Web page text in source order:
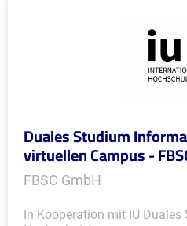
Duales Studium
virtuellen Campus -
FBSC GmbH
In Kooperation mit IU